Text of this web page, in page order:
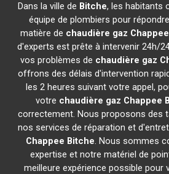
Dans la ville de Bitche, les habitants
équipe de plombiers pour
matière de chaudière gaz Chappee
d'experts est prête à intervenir 24h/
vos problèmes de chaudière gaz
offrons des délais d'intervention
les 2 heures suivant votre appel,
votre chaudière gaz Chappee
correctement. Nous proposons des
nos services de réparation et
Chappee Bitche. Nous sommes
expertise et notre matériel de
meilleure expérience possible pour